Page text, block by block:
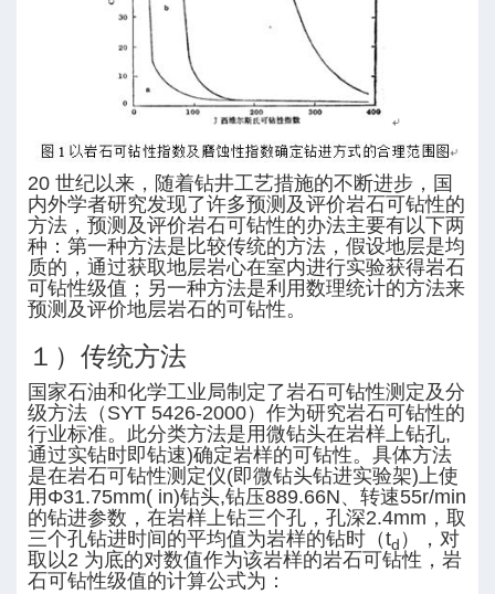
7G)
20 世纪以来，随着钻井工艺措施的不断进步，国
内外学者研究发现了许多预测及评价岩石可钻性的
方法，预测及评价岩石可钻性的办法主要有以下两
种：第一种方法是比较传统的方法，假设地层是均
质的，通过获取地层岩心在室内进行实验获得岩石
可钻性级值；另一种方法是利用数理统计的方法来
预测及评价地层岩石的可钻性。
１）传统方法
国家石油和化学工业局制定了岩石可钻性测定及分
级方法（SYT 5426-2000）作为研究岩石可钻性的
行业标准。此分类方法是用微钻头在岩样上钻孔,
通过实钻时即钻速)确定岩样的可钻性。具体方法
是在岩石可钻性测定仪(即微钻头钻进实验架)上使
用Φ31.75mm( in)钻头,钻压889.66N、转速55r/min
的钻进参数，在岩样上钻三个孔，孔深2.4mm，取
三个孔钻进时间的平均值为岩样的钻时（td ），对
取以2 为底的对数值作为该岩样的岩石可钻性，岩
石可钻性级值的计算公式为：